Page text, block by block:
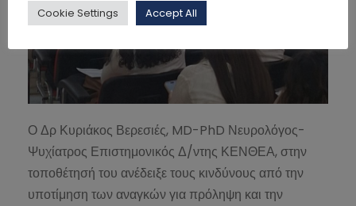
Ο Δρ Κυριάκος Βερεσιές, MD-PhD Νευρολόγος-
Ψυχίατρος Επιστημονικός Δ/ντης ΚΕΝΘΕΑ, στην
τοποθέτησή του ανέδειξε τους κινδύνους από την
υποτίμηση των αναγκών για πρόληψη και την
Cookie Settings Accept All